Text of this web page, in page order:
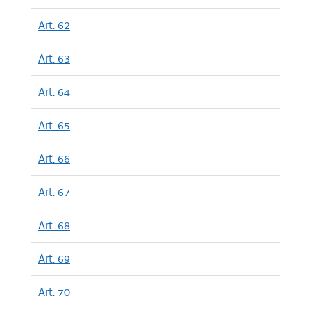
Art. 62
Art. 63
Art. 64
Art. 65
Art. 66
Art. 67
Art. 68
Art. 69
Art. 70